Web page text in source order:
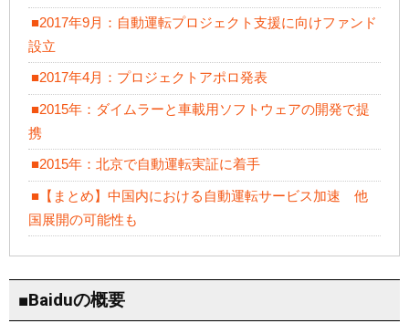
■2017年9月：自動運転プロジェクト支援に向けファンド
設立
■2017年4月：プロジェクトアポロ発表
■2015年：ダイムラーと車載用ソフトウェアの開発で提
携
■2015年：北京で自動運転実証に着手
■【まとめ】中国内における自動運転サービス加速 他
国展開の可能性も
■Baiduの概要